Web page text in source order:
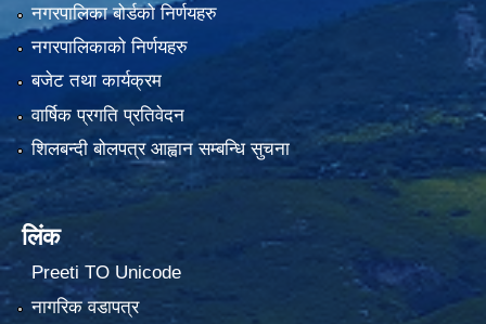
नगरपालिका बोर्डको निर्णयहरु
नगरपालिकाको निर्णयहरु
बजेट तथा कार्यक्रम
वार्षिक प्रगति प्रतिवेदन
शिलबन्दी बोलपत्र आह्वान सम्बन्धि सुचना
लिंक
Preeti TO Unicode
नागरिक वडापत्र